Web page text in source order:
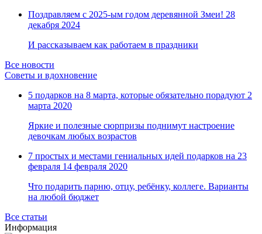
Поздравляем с 2025-ым годом деревянной Змеи! 28
декабря 2024
И рассказываем как работаем в праздники
Все новости
Советы и вдохновение
5 подарков на 8 марта, которые обязательно порадуют 2
марта 2020
Яркие и полезные сюрпризы поднимут настроение
девочкам любых возрастов
7 простых и местами гениальных идей подарков на 23
февраля 14 февраля 2020
Что подарить парню, отцу, ребёнку, коллеге. Варианты
на любой бюджет
Все статьи
Информация